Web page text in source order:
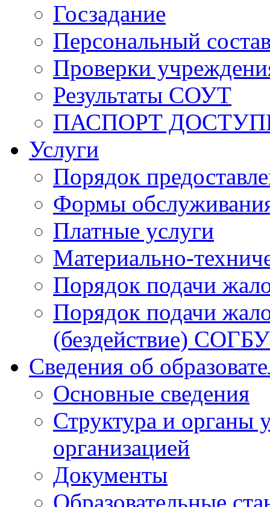
Госзадание
Персональный
Проверки
Результаты СОУТ
ПАСПОРТ
Услуги
Порядок
Формы
Платные услуги
Материально-
Порядок подачи
Порядок подачи
(бездействие)
Сведения об
Основные сведения
Структура и органы
организацией
Документы